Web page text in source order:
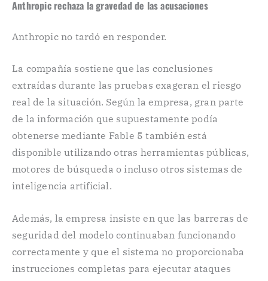
Anthropic rechaza la gravedad de las acusaciones
Anthropic no tardó en responder.
La compañía sostiene que las conclusiones
extraídas durante las pruebas exageran el riesgo
real de la situación. Según la empresa, gran parte
de la información que supuestamente podía
obtenerse mediante Fable 5 también está
disponible utilizando otras herramientas públicas,
motores de búsqueda o incluso otros sistemas de
inteligencia artificial.
Además, la empresa insiste en que las barreras de
seguridad del modelo continuaban funcionando
correctamente y que el sistema no proporcionaba
instrucciones completas para ejecutar ataques